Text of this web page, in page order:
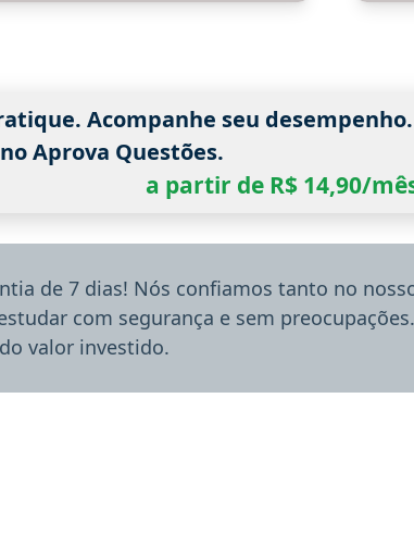
Acompanhe seu desempenho.
Aprova Questões.
a partir de R$ 14,90/
de 7 dias! Nós confiamos tanto no
com segurança e sem
valor investido.